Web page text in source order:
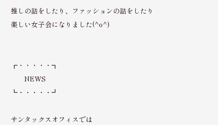
推しの話をしたり、ファッションの話をしたり
楽しい女子会になりました(^o^)
┏・・・・・┓
NEWS
┗・・・・・┛
サンタックスオフィスでは